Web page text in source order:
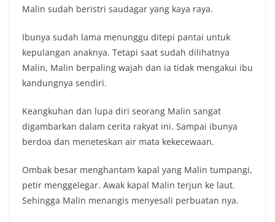
Malin sudah beristri saudagar yang kaya raya.
Ibunya sudah lama menunggu ditepi pantai untuk
kepulangan anaknya. Tetapi saat sudah dilihatnya
Malin, Malin berpaling wajah dan ia tidak mengakui ibu
kandungnya sendiri.
Keangkuhan dan lupa diri seorang Malin sangat
digambarkan dalam cerita rakyat ini. Sampai ibunya
berdoa dan meneteskan air mata kekecewaan.
Ombak besar menghantam kapal yang Malin tumpangi,
petir menggelegar. Awak kapal Malin terjun ke laut.
Sehingga Malin menangis menyesali perbuatan nya.